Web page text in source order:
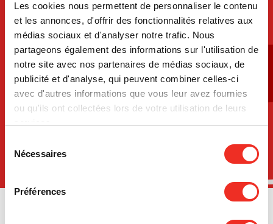
Les cookies nous permettent de personnaliser le contenu
et les annonces, d'offrir des fonctionnalités relatives aux
médias sociaux et d'analyser notre trafic. Nous
partageons également des informations sur l'utilisation de
notre site avec nos partenaires de médias sociaux, de
publicité et d'analyse, qui peuvent combiner celles-ci
avec d'autres informations que vous leur avez fournies
ou qu'ils ont collectées lors de votre utilisation de leurs
Nécessaires
Préférences
réduire l’impact du cancer dans nos vies.
Découvrez comment vous pouvez faire la
différence pour la cause.
Faire un
don
Découvrir nos
événements